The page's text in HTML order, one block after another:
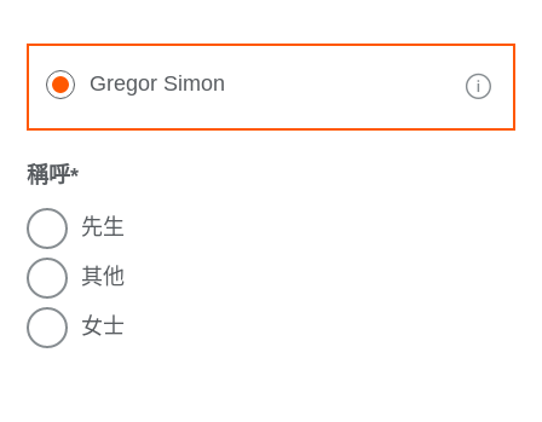
Gregor Simon
稱呼
先生
其他
女士